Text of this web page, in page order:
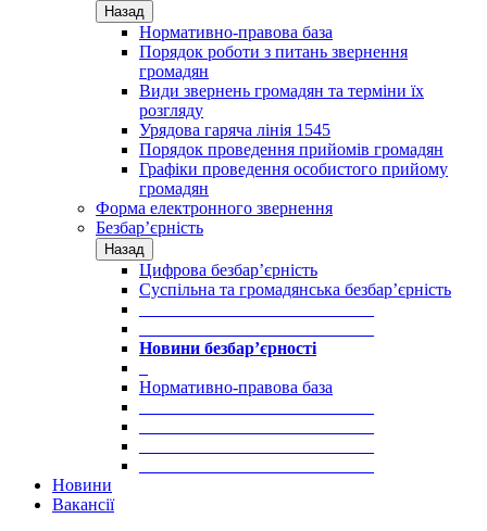
Назад
Нормативно-правова база
Порядок роботи з питань звернення
громадян
Види звернень громадян та терміни їх
розгляду
Урядова гаряча лінія 1545
Порядок проведення прийомів громадян
Графіки проведення особистого прийому
громадян
Форма електронного звернення
Безбар’єрність
Назад
Цифрова безбар’єрність
Суспільна та громадянська безбар’єрність
Новини безбар’єрності
Нормативно-правова база
Новини
Вакансії